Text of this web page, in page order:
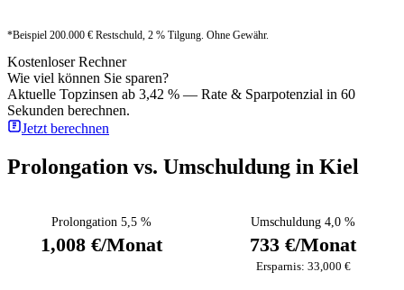
*Beispiel 200.000 € Restschuld, 2 % Tilgung. Ohne Gewähr.
Kostenloser Rechner
Wie viel können Sie sparen?
Aktuelle Topzinsen ab 3,42 % — Rate & Sparpotenzial in 60
Sekunden berechnen.
Jetzt berechnen
Prolongation vs. Umschuldung in Kiel
Prolongation 5,5 %
1,008 €/Monat
Umschuldung 4,0 %
733 €/Monat
Ersparnis: 33,000 €